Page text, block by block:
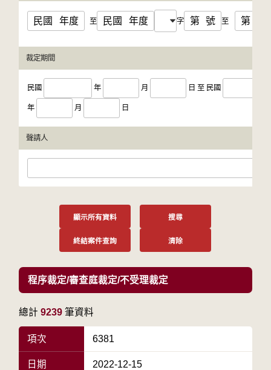
民國 年度 至 民國 年度 字 第 號 至 第
裁定期間
民國 年 月 日 至 民國
年 月 日
聲請人
顯示所有資料 搜尋
終結案件查詢 清除
程序裁定/審查庭裁定/不受理裁定
總計 9239 筆資料
項次 6381
日期 2022-12-15